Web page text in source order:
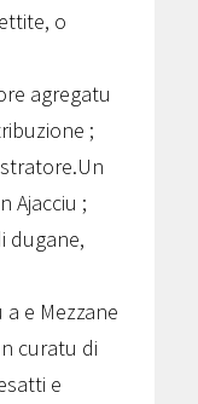
o
agregatu
;
Ajacciu ;
dugane,
e Mezzane
curatu di
e